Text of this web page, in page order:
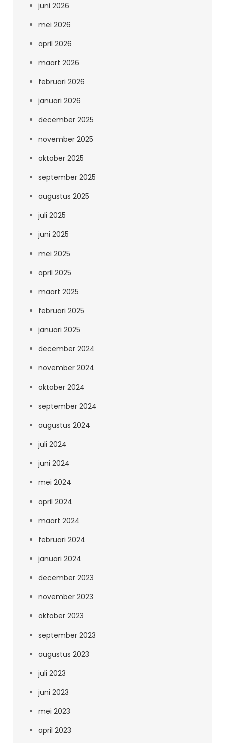
juni 2026
mei 2026
april 2026
maart 2026
februari 2026
januari 2026
december 2025
november 2025
oktober 2025
september 2025
augustus 2025
juli 2025
juni 2025
mei 2025
april 2025
maart 2025
februari 2025
januari 2025
december 2024
november 2024
oktober 2024
september 2024
augustus 2024
juli 2024
juni 2024
mei 2024
april 2024
maart 2024
februari 2024
januari 2024
december 2023
november 2023
oktober 2023
september 2023
augustus 2023
juli 2023
juni 2023
mei 2023
april 2023